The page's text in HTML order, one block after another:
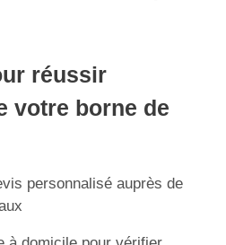
réussir
votre borne de
personnalisé auprès de